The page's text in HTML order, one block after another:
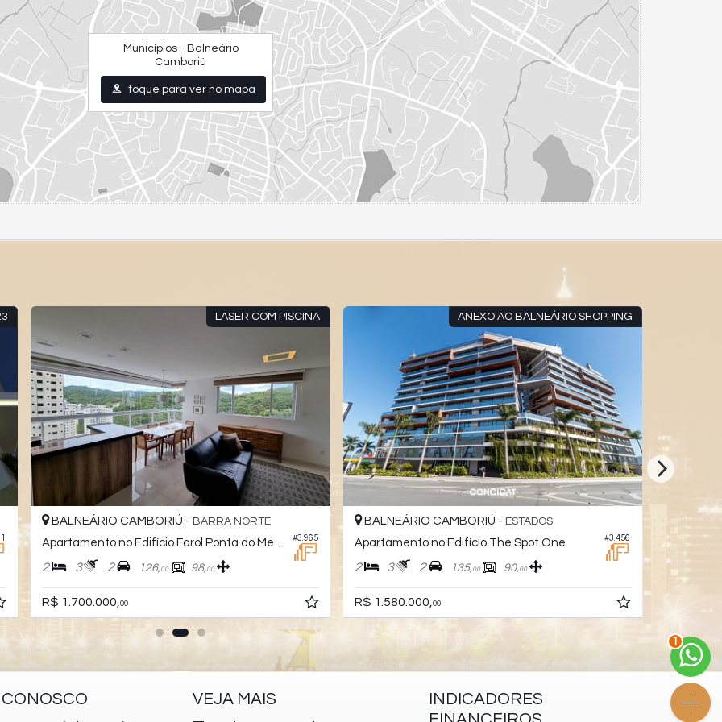
Municípios - Balneário
Camboriú
toque para ver no mapa
LASER COM PISCINA
#3.965
BALNEÁRIO CAMBORIÚ - BARRA NORTE
2 3 2 126,00 98,00
R$ 1.700.000,00
ANEXO AO BALNEÁRIO SHOPPING
#3.456
BALNEÁRIO CAMBORIÚ - ESTADOS
Apartamento no Edifício The Spot One
2 3 2 135,00 90,00
R$ 1.580.000, 00
3
CONOSCO VEJA MAIS
INDICADORES